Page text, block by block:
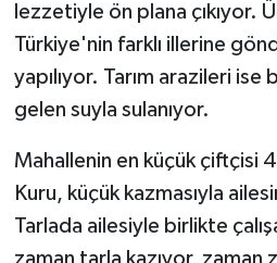
lezzetiyle ön plana çıkıyor.
Türkiye'nin farklı illerine
yapılıyor. Tarım arazileri
gelen suyla sulanıyor.
Mahallenin en küçük çiftçisi
Kuru, küçük kazmasıyla
Tarlada ailesiyle birlikte